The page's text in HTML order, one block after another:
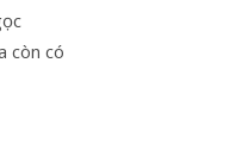
còn có